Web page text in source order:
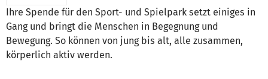
Ihre Spende für den Sport- und Spielpark setzt einiges in
Gang und bringt die Menschen in Begegnung und
Bewegung. So können von jung bis alt, alle zusammen,
körperlich aktiv werden.